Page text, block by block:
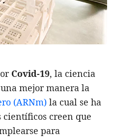
Covid-19, la ciencia
mejor manera la
(ARNm) la cual se ha
científicos creen que
para